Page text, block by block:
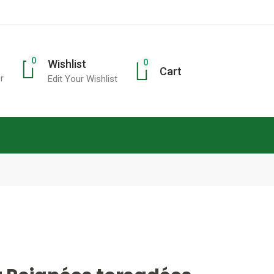
0 Wishlist
Edit Your Wishlist
0
Cart